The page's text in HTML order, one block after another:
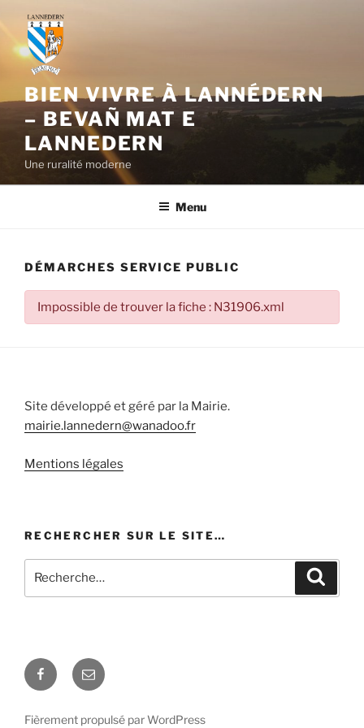
contenu
principal
BIEN VIVRE À LANNÉDERN
– BEVAÑ MAT E
LANNEDERN
Une ruralité moderne
Menu
DÉMARCHES SERVICE PUBLIC
Impossible de trouver la fiche : N31906.xml
Site développé et géré par la Mairie.
mairie.lannedern@wanadoo.fr
Mentions légales
RECHERCHER SUR LE SITE…
pour
Facebook
E-
mail
Fièrement propulsé par WordPress